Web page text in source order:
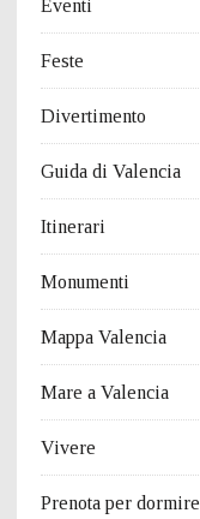
Eventi
Feste
Divertimento
Guida di Valencia
Itinerari
Monumenti
Mappa Valencia
Mare a Valencia
Vivere
Prenota per dormire